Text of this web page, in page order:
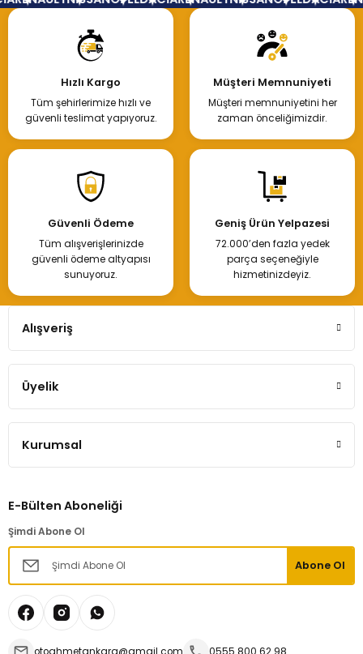
Hemen İncele
Alt Salıncak Renault Fluence Megane 3 Scenic 3
8.620,03 TL
Hemen İncele
Fluence Megane 3 Alt Salıncak (Tabla) Sol-545018194R
Salıncak Burcu Fluence Megane 3 Alt
Hızlı Kargo
Tüm şehirlerimize hızlı ve
güvenli teslimat yapıyoruz.
Müşteri Memnuniyeti
Müşteri memnuniyetini her
zaman önceliğimizdir.
Güvenli Ödeme
Tüm alışverişlerinizde
güvenli ödeme altyapısı
sunuyoruz.
Geniş Ürün Yelpazesi
72.000’den fazla yedek
parça seçeneğiyle
hizmetinizdeyiz.
Alışveriş
Üyelik
Kurumsal
E-Bülten Aboneliği
Şimdi Abone Ol
Abone Ol